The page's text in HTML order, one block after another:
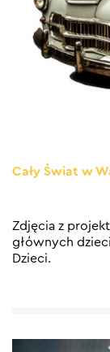
Cały Świat w
Zdjęcia z
głównych
Dzieci.